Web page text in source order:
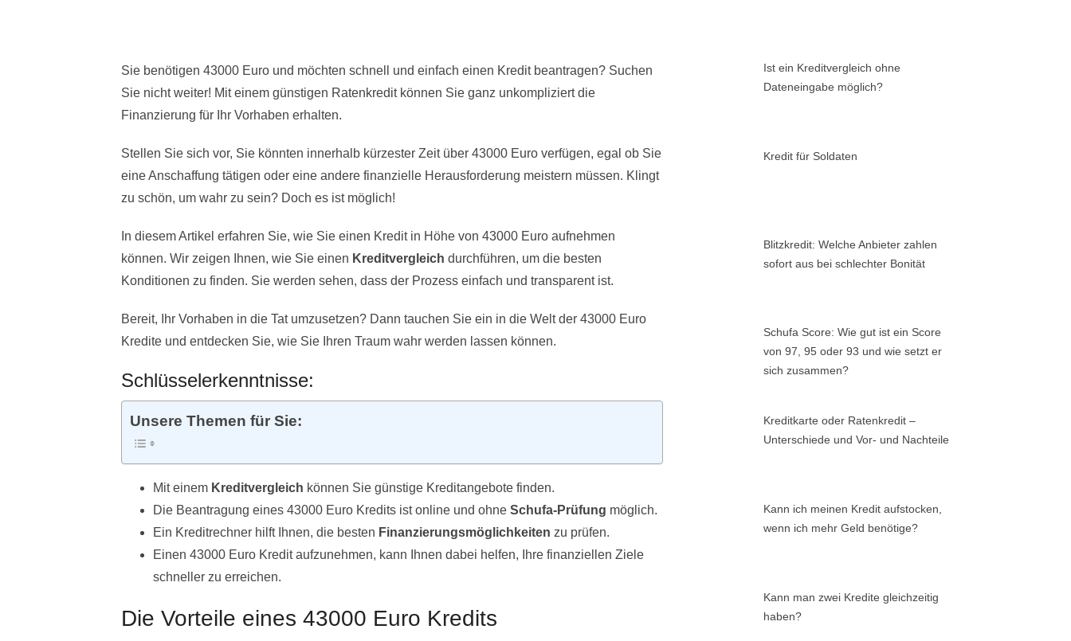
Sie benötigen 43000 Euro und möchten schnell und einfach einen Kredit beantragen? Suchen
Sie nicht weiter! Mit einem günstigen Ratenkredit können Sie ganz unkompliziert die
Finanzierung für Ihr Vorhaben erhalten.
Stellen Sie sich vor, Sie könnten innerhalb kürzester Zeit über 43000 Euro verfügen, egal ob Sie
eine Anschaffung tätigen oder eine andere finanzielle Herausforderung meistern müssen. Klingt
zu schön, um wahr zu sein? Doch es ist möglich!
In diesem Artikel erfahren Sie, wie Sie einen Kredit in Höhe von 43000 Euro aufnehmen
können. Wir zeigen Ihnen, wie Sie einen Kreditvergleich durchführen, um die besten
Konditionen zu finden. Sie werden sehen, dass der Prozess einfach und transparent ist.
Bereit, Ihr Vorhaben in die Tat umzusetzen? Dann tauchen Sie ein in die Welt der 43000 Euro
Kredite und entdecken Sie, wie Sie Ihren Traum wahr werden lassen können.
Schlüsselerkenntnisse:
Unsere Themen für Sie:
Mit einem Kreditvergleich können Sie günstige Kreditangebote finden.
Die Beantragung eines 43000 Euro Kredits ist online und ohne Schufa-Prüfung möglich.
Ein Kreditrechner hilft Ihnen, die besten Finanzierungsmöglichkeiten zu prüfen.
Einen 43000 Euro Kredit aufzunehmen, kann Ihnen dabei helfen, Ihre finanziellen Ziele
schneller zu erreichen.
Die Vorteile eines 43000 Euro Kredits
Ist ein Kreditvergleich ohne
Dateneingabe möglich?
Kredit für Soldaten
Blitzkredit: Welche Anbieter zahlen
sofort aus bei schlechter Bonität
Schufa Score: Wie gut ist ein Score
von 97, 95 oder 93 und wie setzt er
sich zusammen?
Kreditkarte oder Ratenkredit –
Unterschiede und Vor- und Nachteile
Kann ich meinen Kredit aufstocken,
wenn ich mehr Geld benötige?
Kann man zwei Kredite gleichzeitig
haben?